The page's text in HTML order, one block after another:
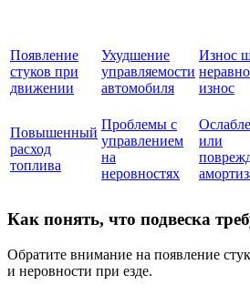
Появление
стуков при
движении
Ухудшение
управляемости
автомобиля
Износ
износ
Повышенный
расход
топлива
Проблемы с
управлением
на
неровностях
или
Как понять, что подвеска
Обратите внимание на появление
и неровности при езде.